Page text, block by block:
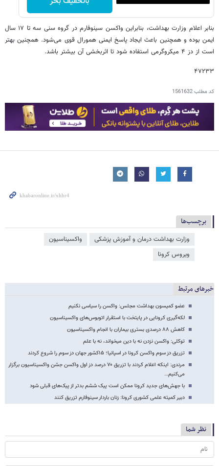
بنابر اعلام وزارت بهداشت، بنابراین واکسن سینوفارم در گروه سنی سه تا ۱۷ سال
ایمن بوده و همچنین باعث ایجاد پاسخ ایمنی همورال قوی می‌شود. همچنین بهتر
است از دز ۴ میکروگرمی استفاده شود تا اثربخشی آن بیشتر باشد.
۴۷۲۳۳
کد مطلب1561632
برچسب‌ها
وزارت بهداشت درمان و آموزش پزشکی
واکسیناسیون
ویروس کرونا
خبرهای مرتبط
عضو کمیسون بهداشت مجلس: واکسن را سیاسی نکنیم
لکه‌گیری کرونایی در پایتخت با استقرار اتوبوس‌های واکسیناسیون
کاهش ۸۸ درصدی بستری بیماران با انجام واکسیناسیون
توکلی: واکسن نزدن نه با دین میخواند، نه با علم
تزریق دز سوم واکسن کرونا در اسپانیا؛ ۱۵کشور جهان دز سوم را شروع کردند
مرندی: اینکه اعلام کردند با تزریق ۷۰ درصد دز اول واکسن جشن واکسیناسیون برگزار
می‌کنیم…
با جهش‌های جدید کرونا ممکن است پیک ششم بدتر از پیک‌های قبلی شود
دبیر کمیته علمی کشوری کرونا: زنان باردار سینوفارم تزریق کنند
نظر شما